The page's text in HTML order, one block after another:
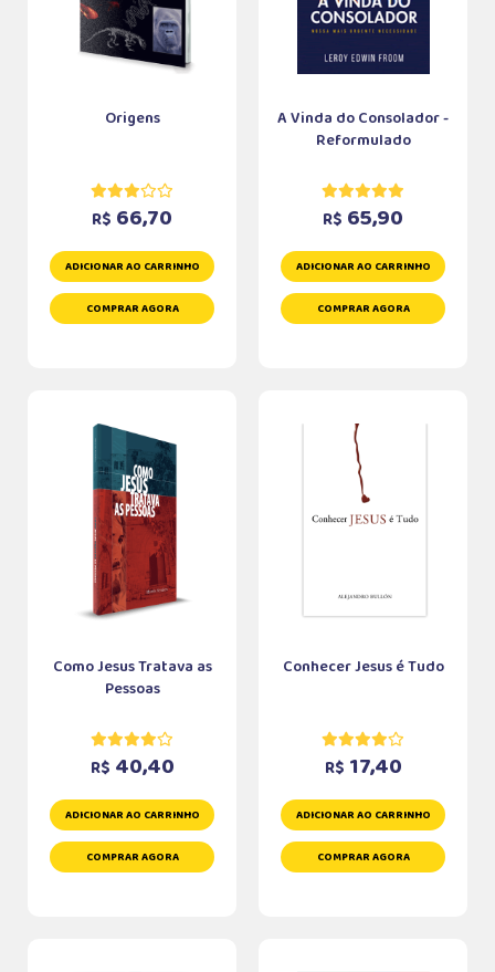
Origens
R$ 66,70
ADICIONAR AO CARRINHO
COMPRAR AGORA
A Vinda do Consolador -
Reformulado
R$ 65,90
ADICIONAR AO CARRINHO
COMPRAR AGORA
Como Jesus Tratava as
Pessoas
R$ 40,40
ADICIONAR AO CARRINHO
COMPRAR AGORA
Conhecer Jesus é Tudo
R$ 17,40
ADICIONAR AO CARRINHO
COMPRAR AGORA